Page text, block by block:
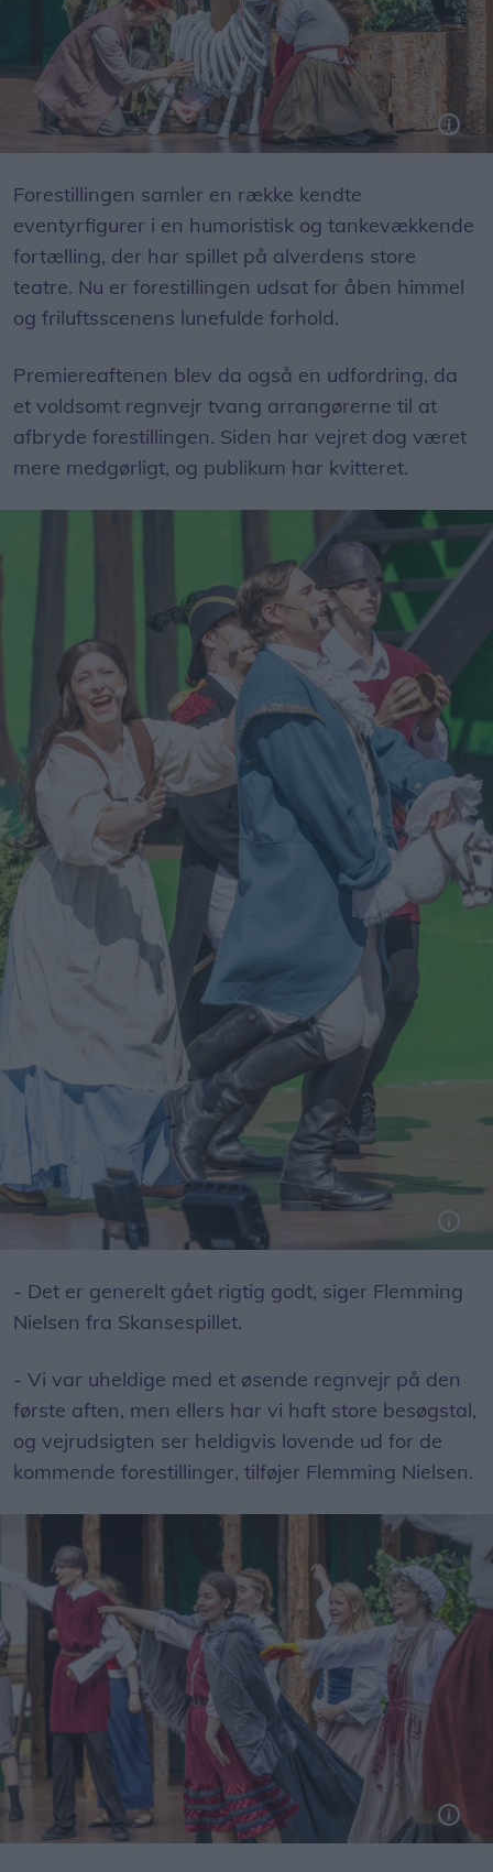
Forestillingen samler en række kendte
eventyrfigurer i en humoristisk og tankevækkende
fortælling, der har spillet på alverdens store
teatre. Nu er forestillingen udsat for åben himmel
og friluftsscenens lunefulde forhold.
Premiereaftenen blev da også en udfordring, da
et voldsomt regnvejr tvang arrangørerne til at
afbryde forestillingen. Siden har vejret dog været
mere medgørligt, og publikum har kvitteret.
- Det er generelt gået rigtig godt, siger Flemming
Nielsen fra Skansespillet.
- Vi var uheldige med et øsende regnvejr på den
første aften, men ellers har vi haft store besøgstal,
og vejrudsigten ser heldigvis lovende ud for de
kommende forestillinger, tilføjer Flemming Nielsen.